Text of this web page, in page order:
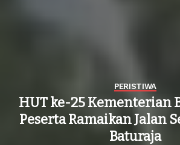
PERISTIWA
HUT ke-25 Kementerian
Peserta Ramaikan Jalan
Baturaja